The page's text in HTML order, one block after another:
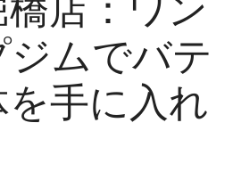
ムでバテ
手に入れ